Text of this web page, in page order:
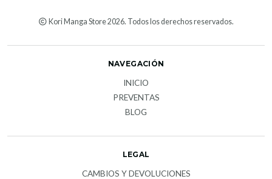
Kori Manga Store 2026. Todos los derechos reservados.
NAVEGACIÓN
INICIO
PREVENTAS
BLOG
LEGAL
CAMBIOS Y DEVOLUCIONES